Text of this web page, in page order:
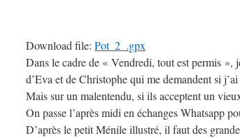
Download file: Pot_2_.gpx
Dans le cadre de « Vendredi, tout est permis »,
d’Eva et de Christophe qui me demandent si
Mais sur un malentendu, si ils acceptent un
On passe l’après midi en échanges Whatsapp
D’après le petit Ménile illustré, il faut des